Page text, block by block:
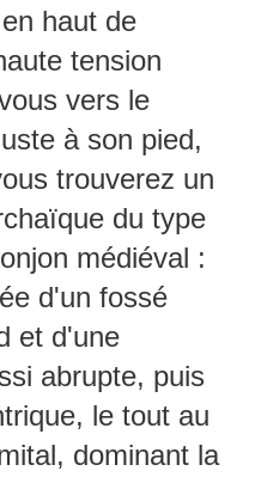
haut de
tension
vers le
à son pied,
trouverez un
du type
médiéval :
d'un fossé
et d'une
abrupte, puis
le tout au
dominant la